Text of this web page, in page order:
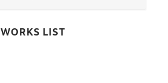
WORKS LIST